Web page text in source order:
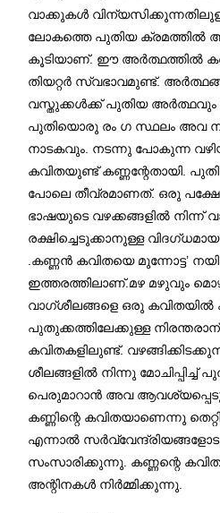
വാക്കുകൾ
ലോകത്തെ പുതിയ ക്രമത്തിൽ
കൂടിയാണ്. ഈ അർത്ഥത്തിൽ
തിയറ്റർ സ്വഭാവമുണ്ട്.
വസ്തുക്കൾക്ക് പുതിയ
പുതിയൊരു രം ഗ സ്ഥലം അവ
നാടകവും. നടന്നു പോകുന്ന
കവിതയുണ്ട് കണ്ണന്റേതായി.
പോലെ തീവ്രമാണത്. ഒരു
ഭാഷയുടെ വഴക്കങ്ങളിൽ നിന്ന്
രക്ഷിച്ചെടുക്കാനുള്ള
.കണ്ണൻ കവിതയെ മുന്നോട്ട’
ഇത്തരത്തിലാണ്.മഴ മഴുവും
വാഗ്ശീലങ്ങളെ ഒരു
പുതുക്കത്തിലേക്കുള്ള
കവിതകളിലുണ്ട്.
ശീലങ്ങളിൽ നിന്നു
പെരുമാറാൻ അവ
കണ്ണിന്റെ കവിതയാണെന്നു
എന്നാൽ
സംസാരിക്കുന്നു. കണ്ണന്റെ
അന്റിനകൾ നിർമ്മിക്കുന്നു.